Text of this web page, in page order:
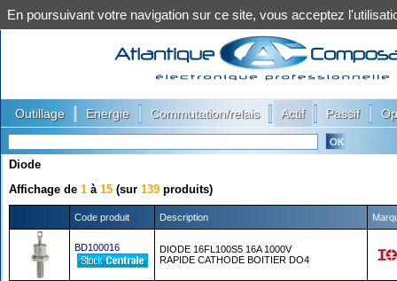
Outillage Energie Commutation/relais Actif Passif
Diode
Affichage de 1 à 15 (sur 139 produits)
Code produit Description
BD100016
DIODE 16FL100S5 16A 1000V
RAPIDE CATHODE BOITIER DO4
En poursuivant votre navigation sur ce site, vous acceptez